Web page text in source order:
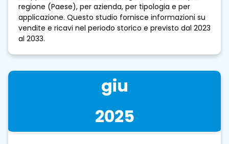
regione (Paese), per azienda, per tipologia e per
applicazione. Questo studio fornisce informazioni su
vendite e ricavi nel periodo storico e previsto dal 2023
al 2033.
giu
2025